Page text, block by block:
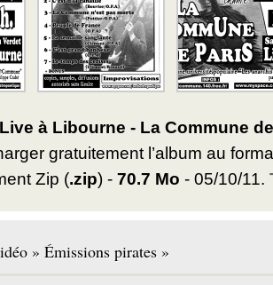
à Libourne - La Commune
gratuitement l’album au
Zip (.zip) - 70.7 Mo - 05/10/11.
» Émissions pirates »